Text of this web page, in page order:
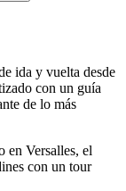
ida y vuelta desde
con un guía
de lo más
en Versalles, el
con un tour